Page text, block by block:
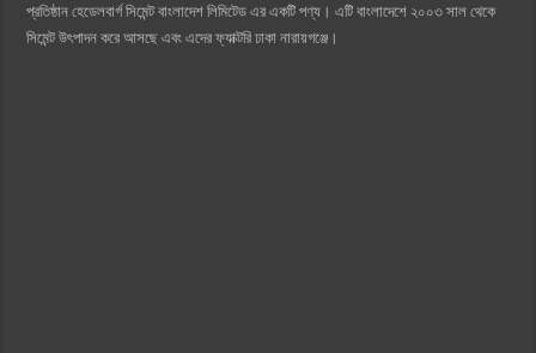
প্রতিষ্ঠান হেডেলবার্গ সিমেন্ট বাংলাদেশ লিমিটেড এর একটি পণ্য। এটি বাংলাদেশে ২০০৩ সাল থেকে
সিমেন্ট উৎপাদন করে আসছে এবং এদের ফ্যাক্টরি ঢাকা নারায়গঞ্জে।